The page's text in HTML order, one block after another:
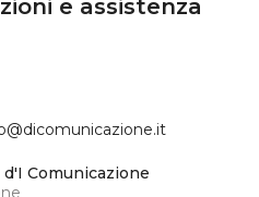
e assistenza
Comunicazione